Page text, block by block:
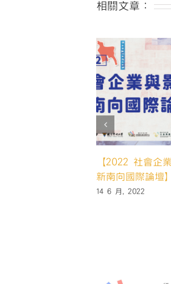
相關文章：
【食農創新與
家樂福x國立中央
會企業中心聯手